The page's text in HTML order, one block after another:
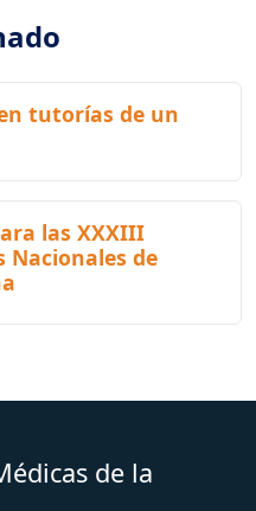
tutorías de un
las XXXIII
Nacionales de
de la